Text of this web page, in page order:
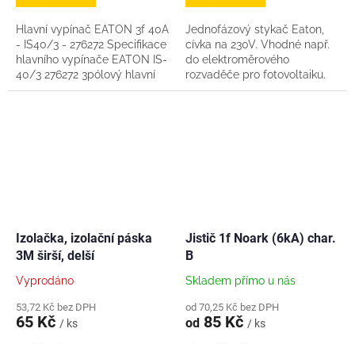
Hlavní vypínač EATON 3f 40A
- IS40/3 - 276272 Specifikace
hlavního vypínače EATON IS-
40/3 276272 3pólový hlavní
vypínač EATON IS-40/3 se
Jednofázový stykač Eaton,
cívka na 230V. Vhodné např.
do elektroměrového
rozvaděče pro fotovoltaiku.
Parametry: Dimenzované
Izolačka, izolační páska
3M širší, delší
Vyprodáno
53,72 Kč bez DPH
65 Kč / ks
Jistič 1f Noark (6kA) char.
B
Skladem přímo u nás
od 70,25 Kč bez DPH
od 85 Kč / ks